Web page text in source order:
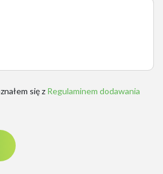
się z Regulaminem dodawania